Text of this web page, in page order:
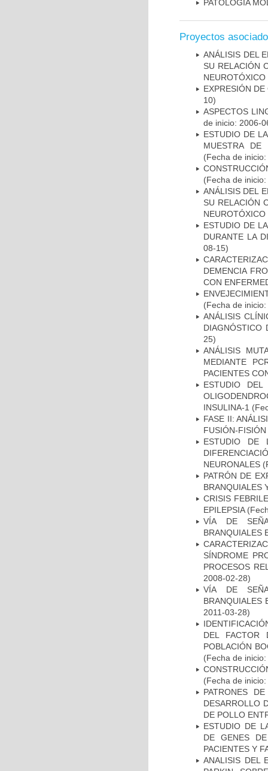
PATOLOGÍA
Proyectos
ANÁLISIS DEL
SU RELACIÓN
NEUROTÓXICO
EXPRESIÓN
10)
ASPECTOS
de inicio: 2006-
ESTUDIO DE
MUESTRA DE
(Fecha de
(Fecha de
ANÁLISIS DEL
SU RELACIÓN
NEUROTÓXICO
ESTUDIO DE
DURANTE LA
08-15)
DEMENCIA
CON
(Fecha de
ANÁLISIS
DIAGNÓSTICO
25)
ANÁLISIS
MEDIANTE
PACIENTES
ESTUDIO
INSULINA-1
FASE II:
FUSIÓN-
ESTUDIO DE
NEURONALES
PATRÓN DE
BRANQUIALES
CRISIS
EPILEPSIA
VÍA DE
BRANQUIALES
SÍNDROME
PROCESOS
2008-02-28)
VÍA DE
BRANQUIALES
2011-03-28)
DEL FACTOR
POBLACIÓN
(Fecha de
(Fecha de
PATRONES
DESARROLLO
DE POLLO
ESTUDIO DE
DE GENES
PACIENTES Y
ANALISIS DEL